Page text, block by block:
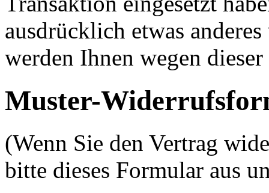
ausdrücklich etwas
werden Ihnen wegen
Muster-
(Wenn Sie den Vertrag
bitte dieses Formular aus